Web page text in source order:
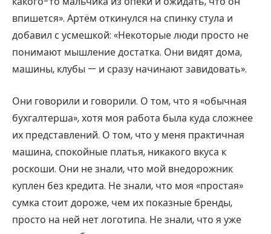
впишется». Артём откинулся на спинку стула и
добавил с усмешкой: «Некоторые люди просто не
понимают мышление достатка. Они видят дома,
машины, клубы — и сразу начинают завидовать».
Они говорили и говорили. О том, что я «обычная
бухгалтерша», хотя моя работа была куда сложнее
их представлений. О том, что у меня практичная
машина, спокойные платья, никакого вкуса к
роскоши. Они не знали, что мой внедорожник
куплен без кредита. Не знали, что моя «простая»
сумка стоит дороже, чем их показные бренды,
просто на ней нет логотипа. Не знали, что я уже